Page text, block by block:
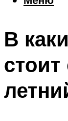
Меню
В
стоит